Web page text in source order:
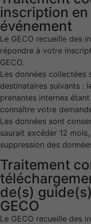
inscription en
événement
Le GECO recueille des
répondre à votre
GECO.
Les données collectées
destinataires suivants :
prenantes internes
connaître votre
Les données sont
saurait excéder 12
suppression des
Traitement
de(s)
GECO
Le GECO recueille des